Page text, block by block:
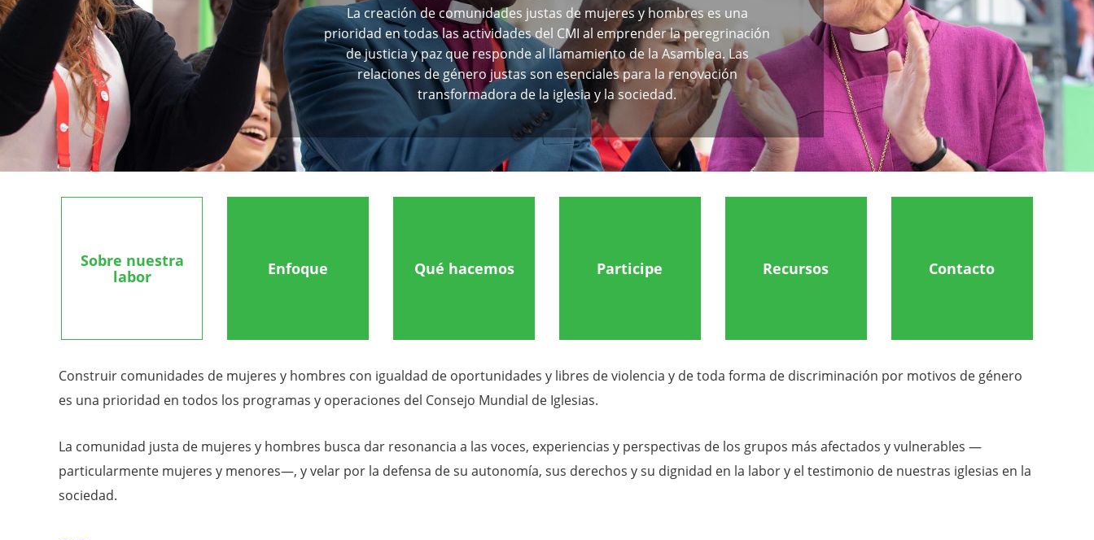
La creación de comunidades justas de mujeres y hombres es una
prioridad en todas las actividades del CMI al emprender la peregrinación
de justicia y paz que responde al llamamiento de la Asamblea. Las
relaciones de género justas son esenciales para la renovación
transformadora de la iglesia y la sociedad.
Sobre nuestra
labor
Enfoque Qué hacemos Participe Recursos Contacto
Construir comunidades de mujeres y hombres con igualdad de oportunidades y libres de violencia y de toda forma de discriminación por motivos de género
es una prioridad en todos los programas y operaciones del Consejo Mundial de Iglesias.
La comunidad justa de mujeres y hombres busca dar resonancia a las voces, experiencias y perspectivas de los grupos más afectados y vulnerables —
particularmente mujeres y menores—, y velar por la defensa de su autonomía, sus derechos y su dignidad en la labor y el testimonio de nuestras iglesias en la
sociedad.